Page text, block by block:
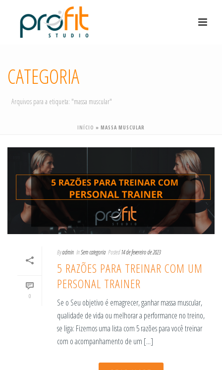
CATEGORIA
Arquivos para a etiqueta: "massa muscular"
INÍCIO » MASSA MUSCULAR
0
Byadmin InSem categoria Posted14 de fevereiro de 2023
5 RAZÕES PARA TREINAR COM UM
PERSONAL TRAINER
Se o Seu objetivo é emagrecer, ganhar massa muscular,
qualidade de vida ou melhorar a performance no treino,
se liga: Fizemos uma lista com 5 razões para você treinar
com o acompanhamento de um [...]